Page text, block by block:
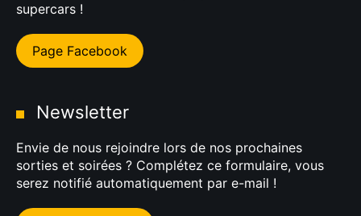
supercars !
Page Facebook
Newsletter
Envie de nous rejoindre lors de nos prochaines
sorties et soirées ? Complétez ce formulaire, vous
serez notifié automatiquement par e-mail !